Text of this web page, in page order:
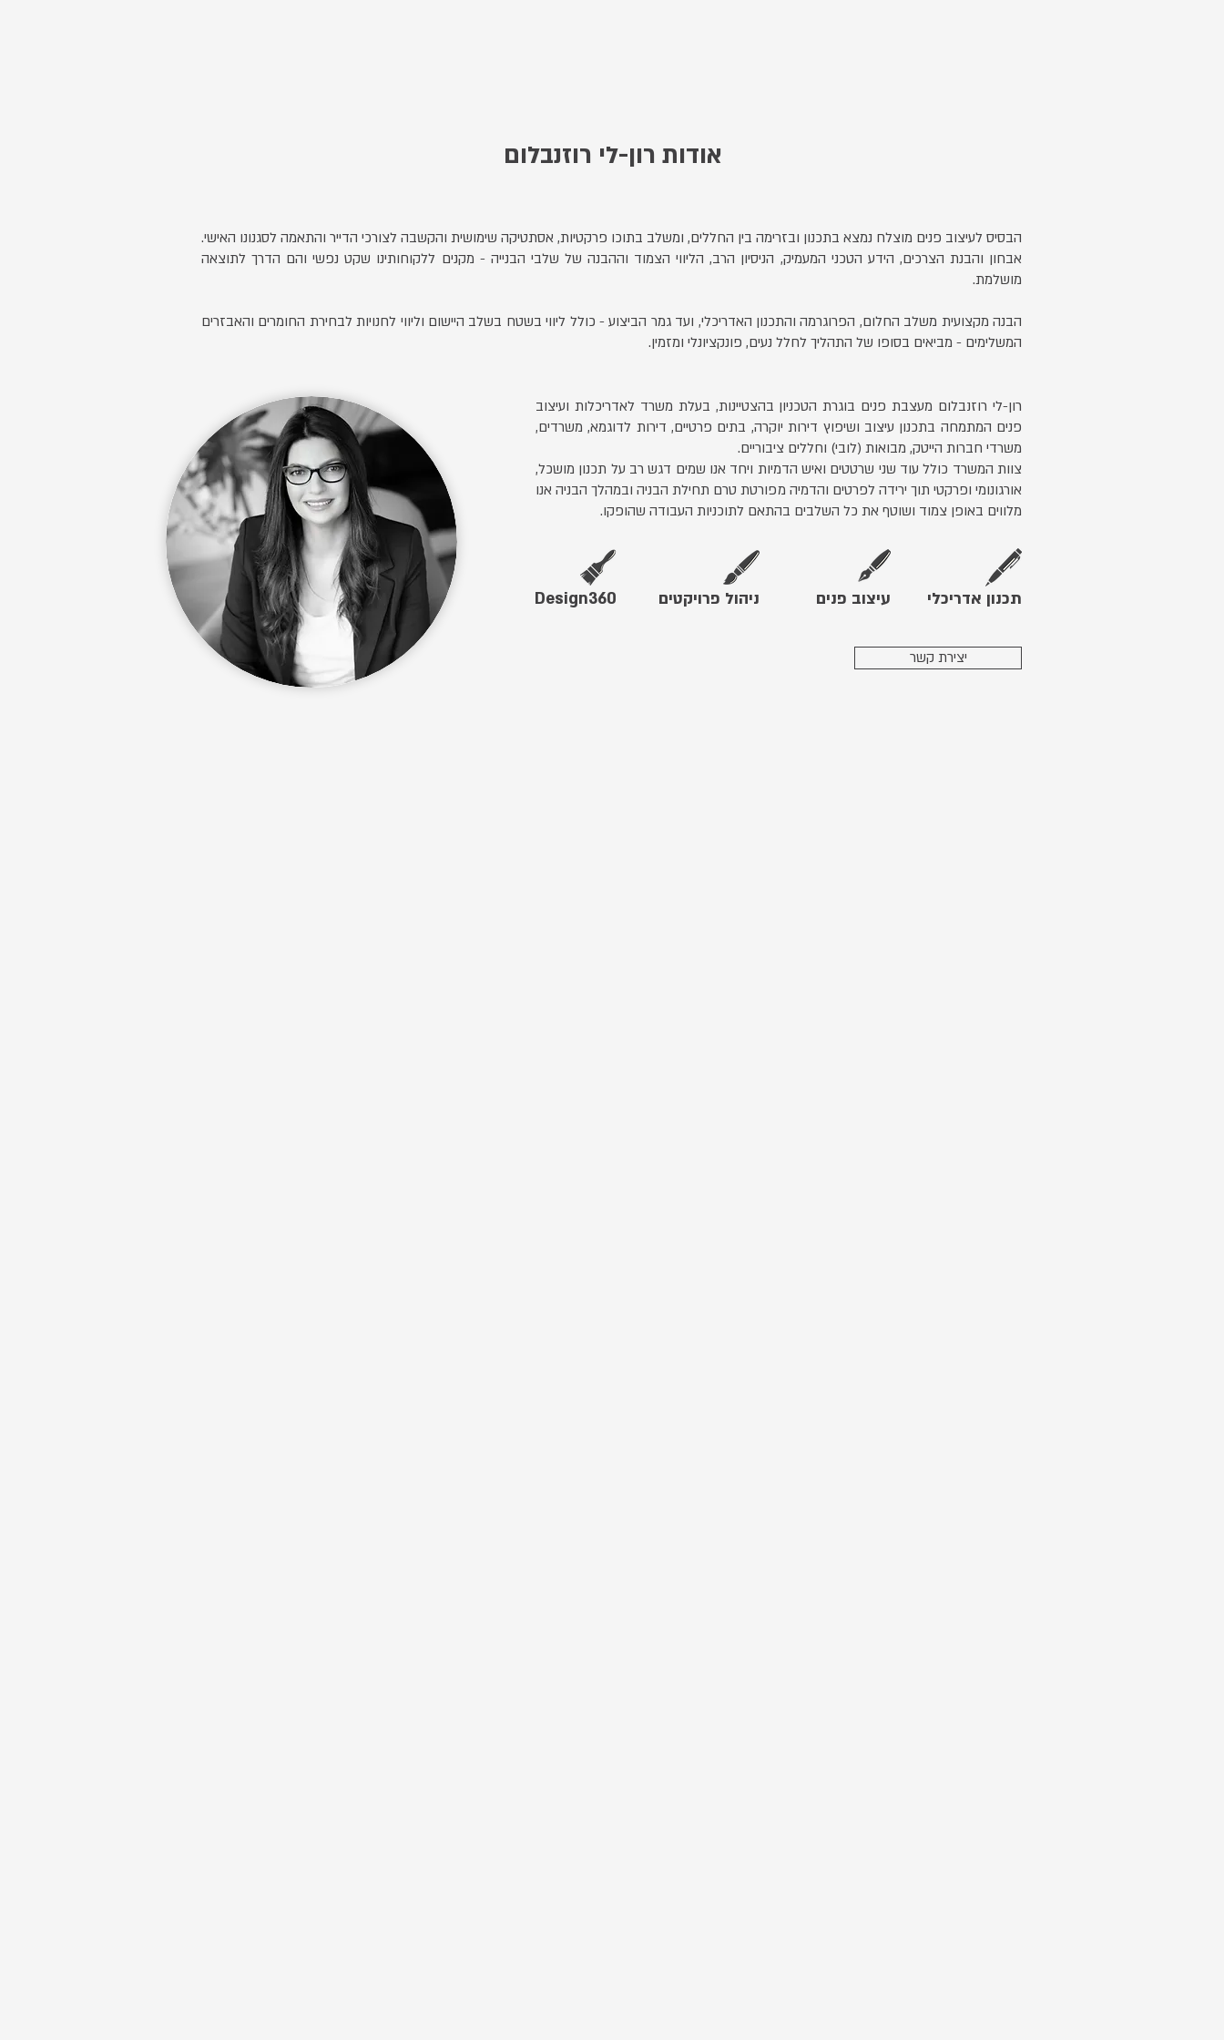
אודות רון-לי רוזנבלום
הבסיס לעיצוב פנים מוצלח נמצא בתכנון ובזרימה בין החללים, ומשלב בתוכו פרקטיות, אסתטיקה שימושית והקשבה לצורכי הדייר והתאמה לסגנונו האישי.
אבחון והבנת הצרכים, הידע הטכני המעמיק, הניסיון הרב, הליווי הצמוד וההבנה של שלבי הבנייה - מקנים ללקוחותינו שקט נפשי והם הדרך לתוצאה
מושלמת.
הבנה מקצועית משלב החלום, הפרוגרמה והתכנון האדריכלי, ועד גמר הביצוע - כולל ליווי בשטח בשלב היישום וליווי לחנויות לבחירת החומרים והאבזרים
המשלימים - מביאים בסופו של התהליך לחלל נעים, פונקציונלי ומזמין.
רון-לי רוזנבלום מעצבת פנים בוגרת הטכניון בהצטיינות, בעלת משרד לאדריכלות ועיצוב
פנים המתמחה בתכנון עיצוב ושיפוץ דירות יוקרה, בתים פרטיים, דירות לדוגמא, משרדים,
משרדי חברות הייטק, מבואות (לובי) וחללים ציבוריים.
צוות המשרד כולל עוד שני שרטטים ואיש הדמיות ויחד אנו שמים דגש רב על תכנון מושכל,
אורגונומי ופרקטי תוך ירידה לפרטים והדמיה מפורטת טרם תחילת הבניה ובמהלך הבניה אנו
מלווים באופן צמוד ושוטף את כל השלבים בהתאם לתוכניות העבודה שהופקו.
Design360 ניהול פרויקטים עיצוב פנים תכנון אדריכלי
יצירת קשר